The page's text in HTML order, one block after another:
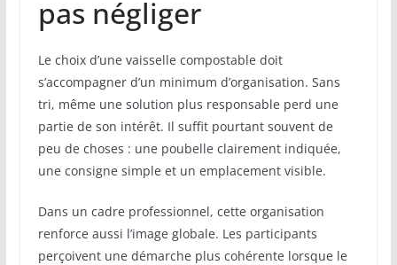
pas négliger
Le choix d’une vaisselle compostable doit
s’accompagner d’un minimum d’organisation. Sans
tri, même une solution plus responsable perd une
partie de son intérêt. Il suffit pourtant souvent de
peu de choses : une poubelle clairement indiquée,
une consigne simple et un emplacement visible.
Dans un cadre professionnel, cette organisation
renforce aussi l’image globale. Les participants
perçoivent une démarche plus cohérente lorsque le